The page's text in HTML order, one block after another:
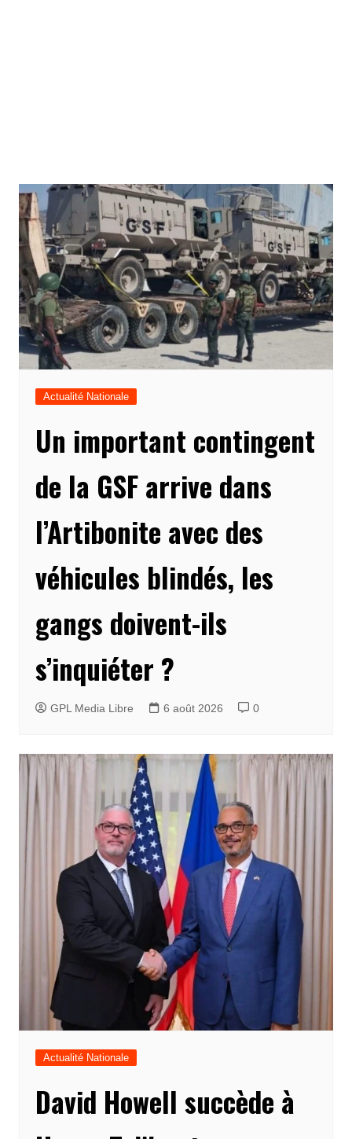
Actualité Nationale
Un important contingent
de la GSF arrive dans
l’Artibonite avec des
véhicules blindés, les
gangs doivent-ils
s’inquiéter ?
GPL Media Libre 6 août 2026 0
Actualité Nationale
David Howell succède à